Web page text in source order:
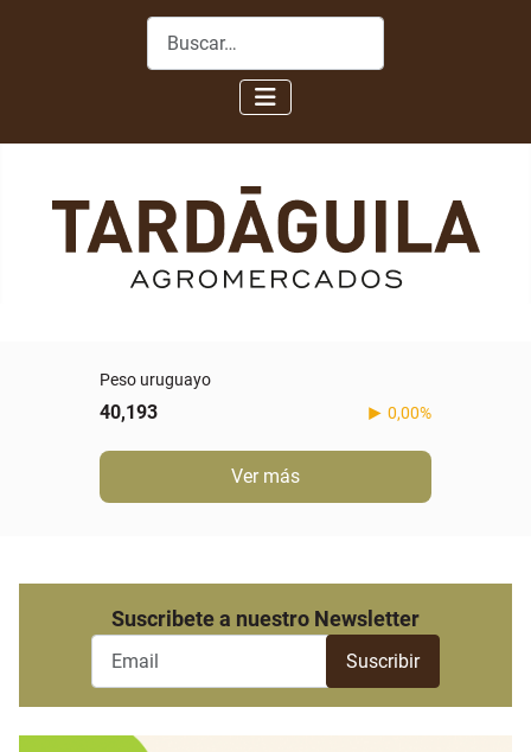
Buscar
Peso uruguayo
40,193 0,00%
Ver más
Suscribete a nuestro Newsletter